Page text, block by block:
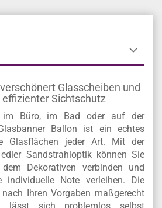
Glasscheiben und
Sichtschutz
im Büro, im Bad oder auf der
Ballon ist ein echtes
Glasflächen jeder Art. Mit der
Sandstrahloptik können Sie
Dekorativen verbinden und
individuelle Note verleihen. Die
Ihren Vorgaben maßgerecht